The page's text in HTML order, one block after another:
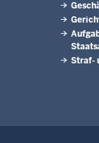
Straf-